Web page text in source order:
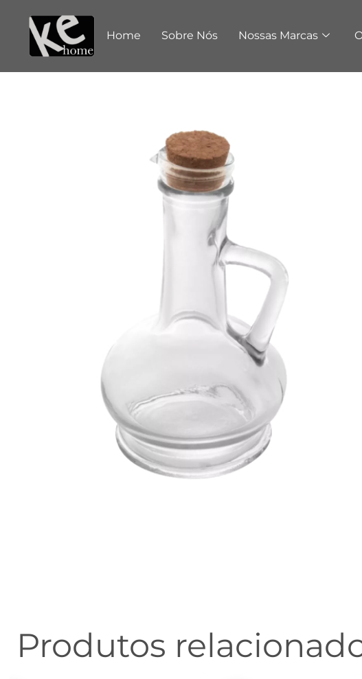
Home Sobre Nós Nossas Marcas
Produtos